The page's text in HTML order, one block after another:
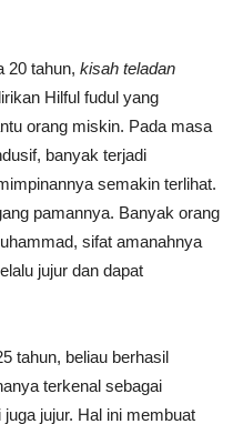
20 tahun, kisah teladan
Hilful fudul yang
orang miskin. Pada masa
banyak terjadi
semakin terlihat.
pamannya. Banyak orang
sifat amanahnya
jujur dan dapat
tahun, beliau berhasil
terkenal sebagai
jujur. Hal ini membuat